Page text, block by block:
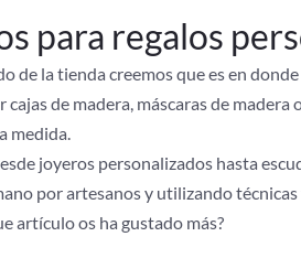
para regalos
de la tienda creemos que es en
cajas de madera, máscaras de
medida.
joyeros personalizados hasta
por artesanos y utilizando
artículo os ha gustado más?